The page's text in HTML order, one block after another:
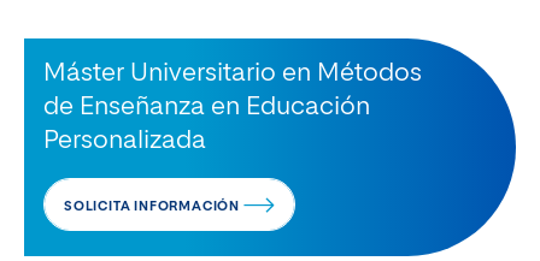
Máster Universitario en Métodos
de Enseñanza en Educación
Personalizada
SOLICITA INFORMACIÓN